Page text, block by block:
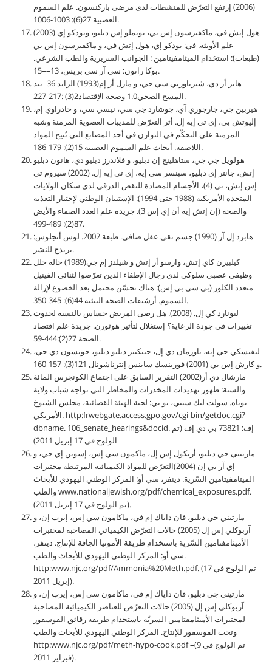
(2006) إرتفع التعرّض للمنشطات لدى مرضى باركنسون. علم السموم
العصبية 27(6): 1003-1006.
هول إتش في، ماكفيرسون إس بي، تويملو إس دبليو، ويودكو إي (2003)
علم الأوبئة. في: يودكو إي، هول إتش في، و ماكفيرسون إس بي
(طبعات): استخدام الميثامفيتامين : الجوانب السريرية والطب الشرعي.
بوكا راتون: سي آر سي بريس، 13––15.
هايز أر دي، شيرباورني سي جي، و مازل أر إم(1993) الراند 36- بند
المسح الصحي1.0 وصحة الإقتصاد2(3) :217-227.
هيربين جي، جارجوري آي، جوشارد جي سي، نيسي سي، و خادراوي إم،
إليوتش بي، إي تي إيه إل. أثر التعرّض للمذيبات العضوية المزمنة وشبه
المزمنة على التحكّم في التوازن في أحد المصانع التي تُنتِج المواد
اللاصقة. أبحاث علم السموم العصبية 15(2): 179-186.
هولويل جي جي، ستاهلينج إن دبليو، و فلاندرز دبليو دي، هانون دبليو
إتش، جانتر إي دبليو، سبنسر سي إيه، إي تي إيه إل. (2002) سيروم تي
إس إتش، تي (4)، الأجسام المضادة للنقص الدرقي لدى سكان الولايات
المتحدة الأمريكية (1988 حتى 1994): الإستبيان الوطني لإختبار التغذية
والصحة (إن إتش إيه أن إي إس 3). جريدة علم الغدد الصماء والأيض
87(2): 489-499.
هابرد إل آر (1990) جسم نقي عقل صافي. طبعة 2002. لوس أنجلوس:
بريدج للنشر.
كيلبيرن كاي إتش، وارسو أر إتش و شيلدز إم جي(1989) حالة خلل
وظيفي عصبي سلوكي لدى رجال الإطفاء الذين تعرّضوا لثنائي الفينيل
متعدد الكلور (بي سي بي إس): هناك تحسّن محتمل بعد الخضوع لإزالة
السموم. أرشيفات الصحة البيئية 44(6): 345-350.
ليونارد كي إل. (2008). هل رضى المريض حساس بالنسبة لحدوث
تغييرات في جودة الرعاية؟ إستغلال لتأثير هوثورن. جريدة علم اقتصاد
الصحة 27(2):444-59.
ليفيسكي جي إيه، باورمان دي إل، جينكينز دبليو دبليو، جونسون دي جي،
و كارش إس بي (2001) فورينسك ساينس إنترناشونال 121(3): 157-160.
مارشال دي أر(2002) التقرير السابق على اجتماع الكونجرس المائة
والستة: ظهور تهديدات المخدرات والمخاطر التي تواجه شباب ولاية
يوتاه. سولت ليك سيتي، يو تي: لجنة الهيئة القضائية، مجلس الشيوخ
الأمريكي. http:frwebgate.access.gpo.gov/cgi-bin/getdoc.cgi?
dbname. 106_senate_hearings&docid. إف: 73821 بي دي إف (تم
الولوج في 17 إبريل 2011)
مارتيني جي دبليو، أربكول إس إل، ماكمون سي إس، إسوين إي جي، و
إي آر بي إن (2004)التعرّض للمواد الكيميائية المرتبطة مختبرات
الميتامفيتامين السّرية. دينفر، سي أو: المركز الوطني اليهودي للأبحاث
والطب www.nationaljewish.org/pdf/chemical_exposures.pdf.
(تم الولوج في 17 إبريل 2011).
مارتيني جي دبليو، فان داياك إم في، ماكامون سي إس، إيرب إن، و
آربوكلي إس إل (2005) حالات التعرّض الكيميائي المصاحبة لمختبرات
الأميثامفتامين السّرية باستخدام طريقة الأمونيا الجافة للإنتاج. دينفر،
سي أو: المركز الوطني اليهودي للأبحاث والطب.
http:www.njc.org/pdf/Ammonia%20Meth.pdf. (تم الولوج في 17
إبريل 2011).
مارتيني جي دبليو، فان داياك إم في، ماكامون سي إس، إيرب إن، و
آربوكلي إس إل (2005) حالات التعرّض للعناصر الكيميائية المصاحبة
لمختبرات الأميثامفتامين السريّة باستخدام طريقة رقائق الفوسفور
وتحت الفوسفور للإنتاج. المركز الوطني اليهودي للأبحاث والطب
http:www.njc.org/pdf/meth-hypo-cook.pdf –(تم الولوج في 9
فبراير 2011).